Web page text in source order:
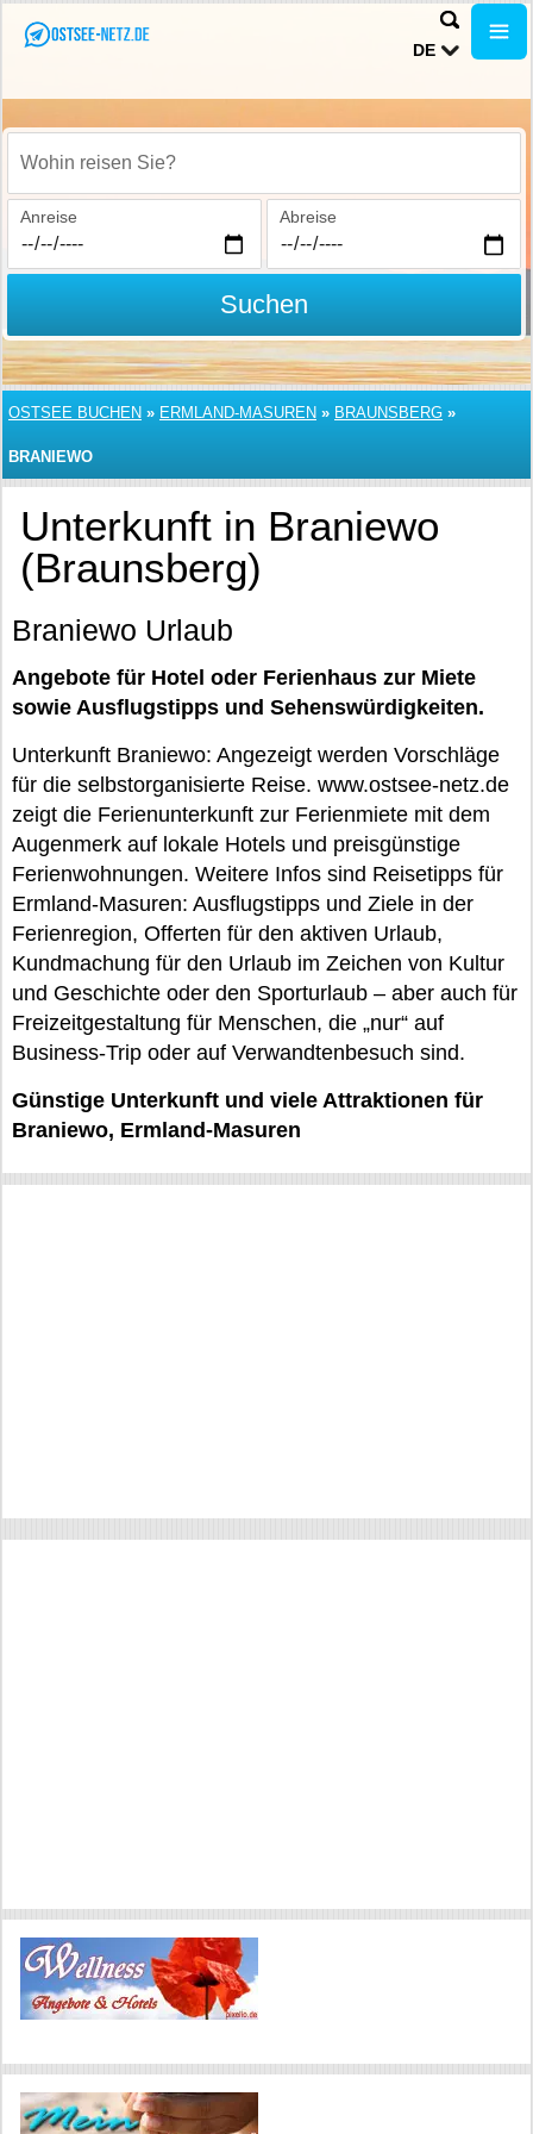
DE
Wohin reisen Sie?
Anreise Abreise
Suchen
OSTSEE BUCHEN » ERMLAND-MASUREN » BRAUNSBERG »
BRANIEWO
Unterkunft in Braniewo
(Braunsberg)
Braniewo Urlaub
Angebote für Hotel oder Ferienhaus zur Miete
sowie Ausflugstipps und Sehenswürdigkeiten.
Unterkunft Braniewo: Angezeigt werden Vorschläge
für die selbstorganisierte Reise. www.ostsee-netz.de
zeigt die Ferienunterkunft zur Ferienmiete mit dem
Augenmerk auf lokale Hotels und preisgünstige
Ferienwohnungen. Weitere Infos sind Reisetipps für
Ermland-Masuren: Ausflugstipps und Ziele in der
Ferienregion, Offerten für den aktiven Urlaub,
Kundmachung für den Urlaub im Zeichen von Kultur
und Geschichte oder den Sporturlaub – aber auch für
Freizeitgestaltung für Menschen, die „nur“ auf
Business-Trip oder auf Verwandtenbesuch sind.
Günstige Unterkunft und viele Attraktionen für
Braniewo, Ermland-Masuren